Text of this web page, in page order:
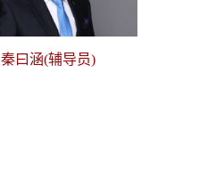
秦曰涵(辅导员)